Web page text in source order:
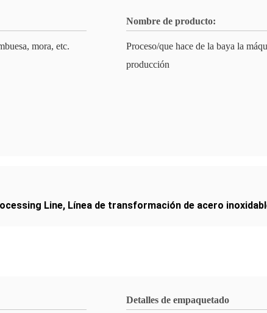
mora, etc.
Nombre de producto:
Proceso/que hace de la baya la
producción
Line, Línea de transformación de acero
Detalles de empaquetado